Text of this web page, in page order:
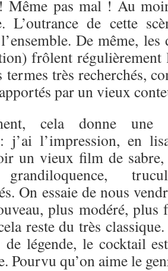
Même pas mal ! Au
de cette
De même,
frôlent
très recherchés,
par un vieux
cela donne une
: j’ai l’impression, en
un vieux film de sabre,
grandiloquence,
On essaie de nous
plus modéré, plus
reste du très
de légende, le cocktail
Pourvu qu’on aime le